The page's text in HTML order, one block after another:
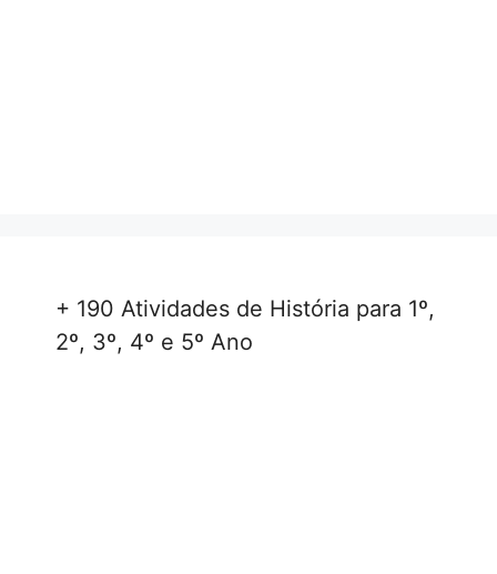
+ 190 Atividades de História para 1º,
2º, 3º, 4º e 5º Ano